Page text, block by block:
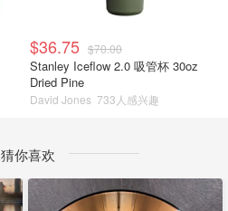
$36.75 $70.00
Stanley Iceflow 2.0 吸管杯 30oz
Dried Pine
David Jones 733人感兴趣
猜你喜欢